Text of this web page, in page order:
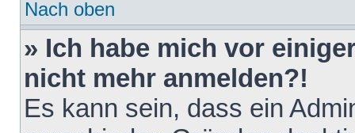
Nach oben
» Ich habe mich vor
nicht mehr anmelden?!
Es kann sein, dass ein